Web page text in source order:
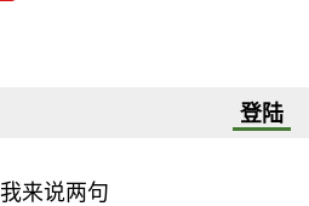
登陆
我来说两句